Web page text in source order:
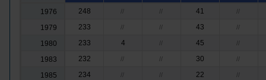
1976 248 // // 41 //
1979 233 // // 43 //
1980 233 4 // 45 //
1983 232 // // 30 //
1985 234 // // 22 //